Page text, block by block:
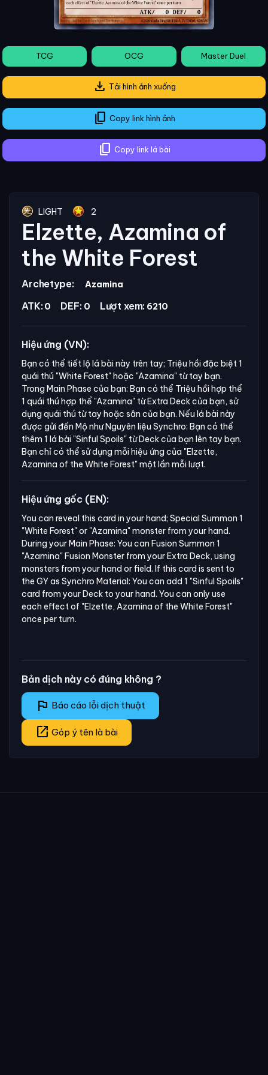
TCG OCG Master Duel
download Tải hình ảnh xuống
content_copy Copy link hình ảnh
content_copy Copy link lá bài
LIGHT 2
Elzette, Azamina of
the White Forest
Archetype: Azamina
ATK: 0 DEF: 0 Lượt xem: 6210
Hiệu ứng (VN):
Bạn có thể tiết lộ lá bài này trên tay; Triệu hồi đặc biệt 1
quái thú "White Forest"hoặc "Azamina" từ tay bạn.
Trong Main Phase của bạn: Bạn có thể Triệu hồi hợp thể
1 quái thú hợp thể "Azamina" từ Extra Deck của bạn, sử
dụng quái thú từ tay hoặc sân của bạn. Nếu lá bài này
được gửi đến Mộ như Nguyên liệu Synchro: Bạn có thể
thêm 1 lá bài "Sinful Spoils" từ Deck của bạn lên tay bạn.
Bạn chỉ có thể sử dụng mỗi hiệu ứng của "Elzette,
Azamina of the White Forest"một lần mỗi lượt.
Hiệu ứng gốc (EN):
You can reveal this card in your hand; Special Summon 1
"White Forest" or "Azamina" monster from your hand.
During your Main Phase: You can Fusion Summon 1
"Azamina" Fusion Monster from your Extra Deck, using
monsters from your hand or field. If this card is sent to
the GY as Synchro Material: You can add 1 "Sinful Spoils"
card from your Deck to your hand. You can only use
each effect of "Elzette, Azamina of the White Forest"
once per turn.
Bản dịch này có đúng không ?
flag Báo cáo lỗi dịch thuật
open_in_new Góp ý tên là bài